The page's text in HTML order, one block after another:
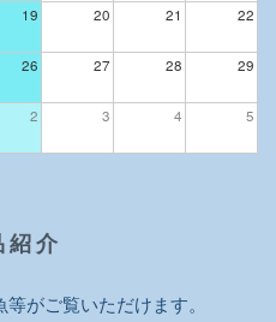
19 20 21 22
26 27 28 29
2 3 4 5
紹 介
がご覧いただけます。